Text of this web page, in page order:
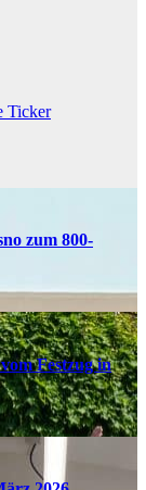
Ticker
zum 800-
Festzug in